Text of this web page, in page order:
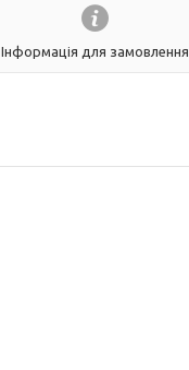
Інформація для замовлення